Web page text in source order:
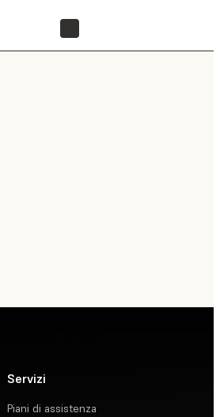
Servizi
Piani di assistenza